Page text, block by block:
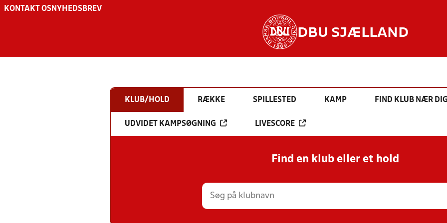
KONTAKT OS NYHEDSBREV
DBU SJÆLLAND
KLUB/HOLD RÆKKE SPILLESTED KAMP FIND KLUB NÆR
UDVIDET KAMPSØGNING LIVESCORE
Find en klub eller et hold